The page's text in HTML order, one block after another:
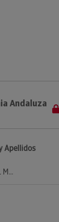
Andaluza
Apellidos
M...